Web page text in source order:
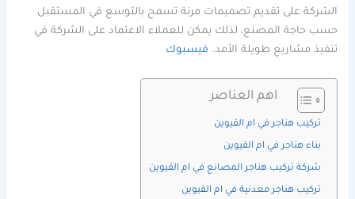
الشركة على تقديم تصميمات مرنة تسمح بالتوسع في المستقبل
حسب حاجة المصنع، لذلك يمكن للعملاء الاعتماد على الشركة في
تنفيذ مشاريع طويلة الأمد. فيسبوك
اهم العناصر
تركيب هناجر في ام القيوين
بناء هناجر في ام القيوين
شركة تركيب هناجر المصانع في ام القيوين
تركيب هناجر معدنية في ام القيوين